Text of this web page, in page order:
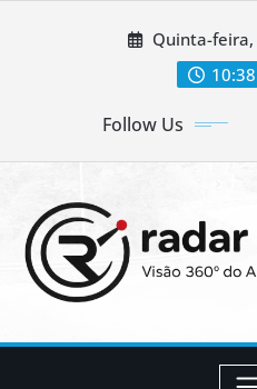
Quinta-feira,
Follow Us